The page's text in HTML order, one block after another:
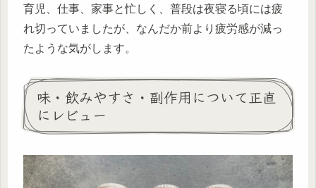
育児、仕事、家事と忙しく、普段は夜寝る頃には疲
れ切っていましたが、なんだか前より疲労感が減っ
たような気がします。
味・飲みやすさ・副作用について正直
にレビュー